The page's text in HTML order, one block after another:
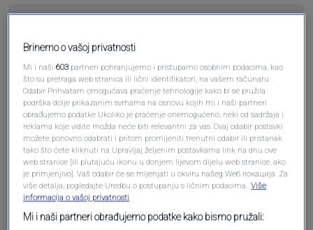
Pošalji komentar
Oglas
Brinemo o vašoj privatnosti
Mi i naši603 partneri pohranjujemo i pristupamo osobnim podacima, kao
što su pretraga web stranica ili lični identifikatori, na vašem računaru .
Odabir Prihvatam omogućava praćenje tehnologije kako bi se pružila
podrška dolje prikazanim svrhama na osnovu kojih mi i naši partneri
obrađujemo podatke Ukoliko je praćenje onemogućeno, neki od sadržaja i
reklama koje vidite možda neće biti relevantni za vas. Ovaj odabir postavki
možete ponovno odabrati i pritom promijeniti trenutni odabir ili pristanak
tako što ćete kliknuti na Upravljaj željenim postavkama link na dnu ove
web stranice [ili plutajuću ikonu u donjem lijevom dijelu web stranice, ako
je primjenjivo]. Vaš odabir će se mijenjati u okviru našeg Wеб локација. Za
više detalja, pogledajte Uredbu o postupanju s ličnim podacima. Više
informacija o vašoj privatnosti
Mi i naši partneri obrađujemo podatke kako bismo pružali: